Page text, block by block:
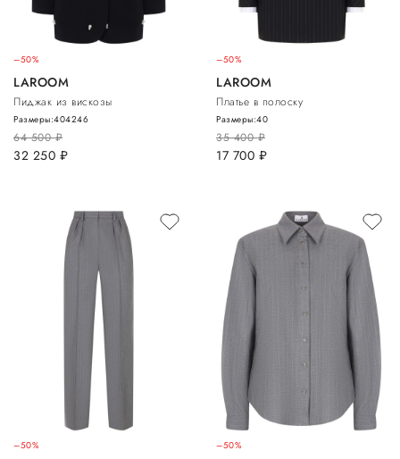
–50%
LAROOM
Пиджак из вискозы
64 500руб.
32 250 руб.
Размеры:404246
–50%
LAROOM
Платье в полоску
35 400руб.
17 700 руб.
Размеры:40
–50% –50%